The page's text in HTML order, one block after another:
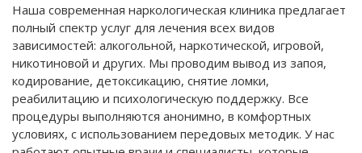
Наша современная наркологическая клиника предлагает
полный спектр услуг для лечения всех видов
зависимостей: алкогольной, наркотической, игровой,
никотиновой и других. Мы проводим вывод из запоя,
кодирование, детоксикацию, снятие ломки,
реабилитацию и психологическую поддержку. Все
процедуры выполняются анонимно, в комфортных
условиях, с использованием передовых методик. У нас